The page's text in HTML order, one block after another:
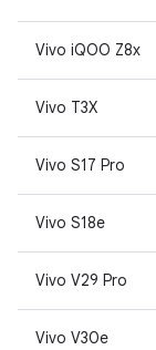
Vivo iQOO Z8x
Vivo T3X
Vivo S17 Pro
Vivo S18e
Vivo V29 Pro
Vivo V30e